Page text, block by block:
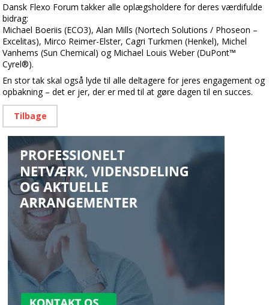
Dansk Flexo Forum takker alle oplægsholdere for deres værdifulde
bidrag:
Michael Boeriis (ECO3), Alan Mills (Nortech Solutions / Phoseon –
Excelitas), Mirco Reimer-Elster, Cagri Turkmen (Henkel), Michel
Vanhems (Sun Chemical) og Michael Louis Weber (DuPont™
Cyrel®).
En stor tak skal også lyde til alle deltagere for jeres engagement og
opbakning – det er jer, der er med til at gøre dagen til en succes.
Tilbage